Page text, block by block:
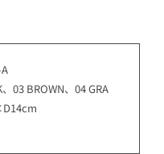
A
03 BROWN、04 GRA